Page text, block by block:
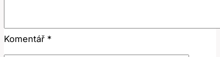
Komentář *